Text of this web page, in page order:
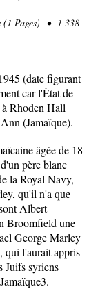
Pages) • 1 338
(date figurant
car l'État de
à Rhoden Hall
(Jamaïque).
âgée de 18
père blanc
la Royal Navy,
qu'il n'a que
Albert
Broomfield une
George Marley
qui l'aurait appris
Juifs syriens